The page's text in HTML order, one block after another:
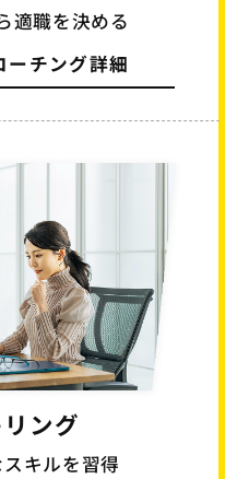
適職を決める
ーチング詳細
ング
キルを習得